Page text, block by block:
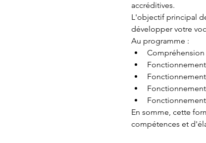
accréditives.
L'objectif principal
développer votre
Au programme :
En somme, cette
compétences et